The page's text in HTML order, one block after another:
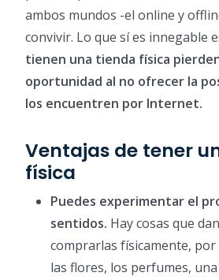
ambos mundos -el online y
convivir. Lo que sí es innegable
tienen una tienda física
oportunidad al no ofrecer la
los encuentren por Internet.
Ventajas de tener
física
Puedes experimentar el
sentidos. Hay cosas que
comprarlas físicamente,
las flores, los perfumes,